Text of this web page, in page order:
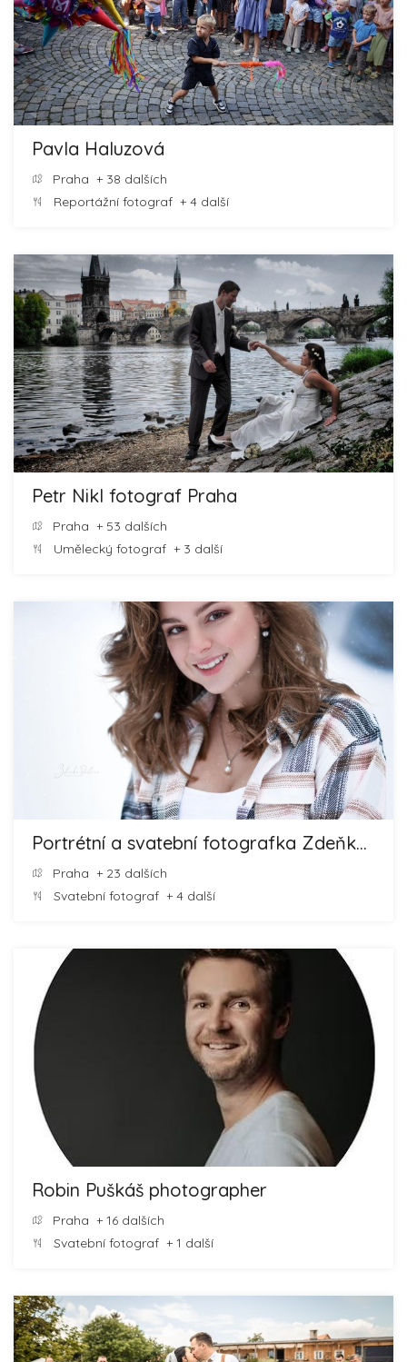
Pavla Haluzová
Praha + 38 dalších
Reportážní fotograf + 4 další
Petr Nikl fotograf Praha
Praha + 53 dalších
Umělecký fotograf + 3 další
Portrétní a svatební fotografka Zdeňka Bártová
Praha + 23 dalších
Svatební fotograf + 4 další
Robin Puškáš photographer
Praha + 16 dalších
Svatební fotograf + 1 další